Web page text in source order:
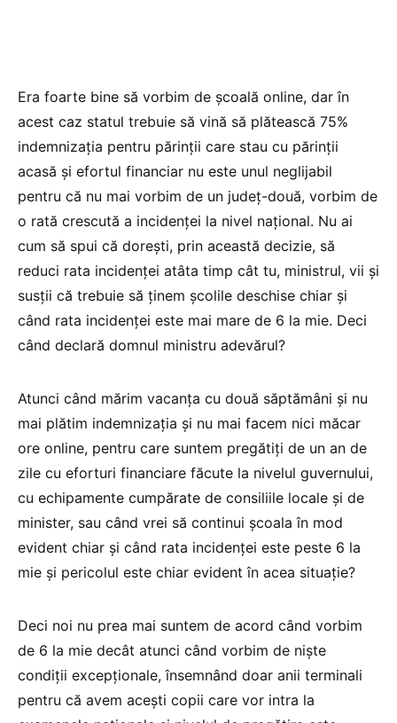
Era foarte bine să vorbim de școală online, dar în
acest caz statul trebuie să vină să plătească 75%
indemnizația pentru părinții care stau cu părinții
acasă și efortul financiar nu este unul neglijabil
pentru că nu mai vorbim de un județ-două, vorbim de
o rată crescută a incidenței la nivel național. Nu ai
cum să spui că dorești, prin această decizie, să
reduci rata incidenței atâta timp cât tu, ministrul, vii și
susții că trebuie să ținem școlile deschise chiar și
când rata incidenței este mai mare de 6 la mie. Deci
când declară domnul ministru adevărul?
Atunci când mărim vacanța cu două săptămâni și nu
mai plătim indemnizația și nu mai facem nici măcar
ore online, pentru care suntem pregătiți de un an de
zile cu eforturi financiare făcute la nivelul guvernului,
cu echipamente cumpărate de consiliile locale și de
minister, sau când vrei să continui școala în mod
evident chiar și când rata incidenței este peste 6 la
mie și pericolul este chiar evident în acea situație?
Deci noi nu prea mai suntem de acord când vorbim
de 6 la mie decât atunci când vorbim de niște
condiții excepționale, însemnând doar anii terminali
pentru că avem acești copii care vor intra la